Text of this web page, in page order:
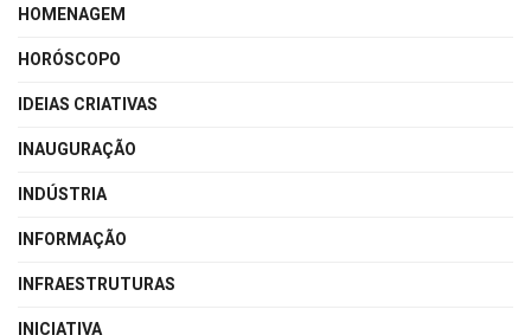
HOMENAGEM
HORÓSCOPO
IDEIAS CRIATIVAS
INAUGURAÇÃO
INDÚSTRIA
INFORMAÇÃO
INFRAESTRUTURAS
INICIATIVA